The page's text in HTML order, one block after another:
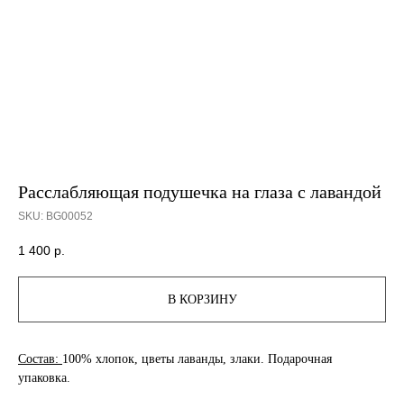
Расслабляющая подушечка на глаза с лавандой
SKU: BG00052
1 400 р.
В КОРЗИНУ
Состав: 100% хлопок, цветы лаванды, злаки. Подарочная
упаковка.